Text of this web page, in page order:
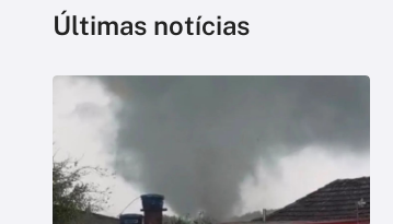
Últimas notícias